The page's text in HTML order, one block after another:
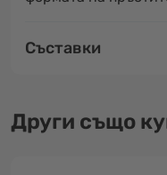
Съставки
Други също